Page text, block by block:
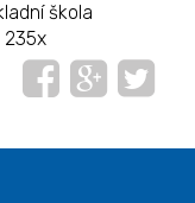
škola
235x